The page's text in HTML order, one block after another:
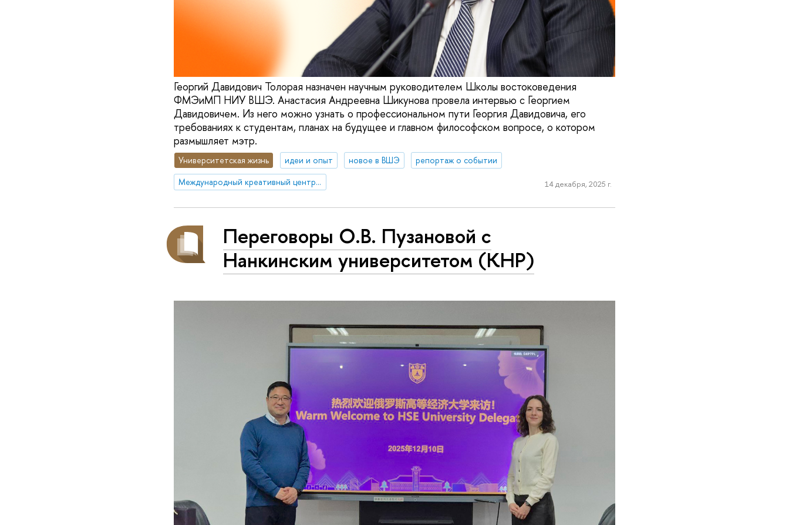
Георгий Давидович Толорая назначен научным руководителем Школы востоковедения
ФМЭиМП НИУ ВШЭ. Анастасия Андреевна Шикунова провела интервью с Георгием
Давидовичем. Из него можно узнать о профессиональном пути Георгия Давидовича, его
требованиях к студентам, планах на будущее и главном философском вопросе, о котором
размышляет мэтр.
Университетская жизнь идеи и опыт новое в ВШЭ
репортаж о событии
Международный креативный центр «Абитуриент. Студент. Выпускник»
14 декабря, 2025 г.
Переговоры О.В. Пузановой с
Нанкинским университетом (КНР)